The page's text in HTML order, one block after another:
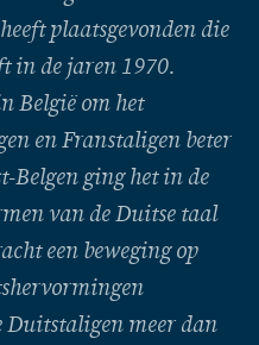
plaatsgevonden die
in de jaren 1970.
België om het
en Franstaligen beter
Belgen ging het in de
van de Duitse taal
een beweging op
Duitstaligen meer dan